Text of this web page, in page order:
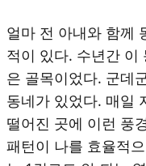
얼마 전 아내와 함께
적이 있다. 수년간 이
은 골목이었다. 군데
동네가 있었다. 매일
떨어진 곳에 이런 풍
패턴이 나를 효율적